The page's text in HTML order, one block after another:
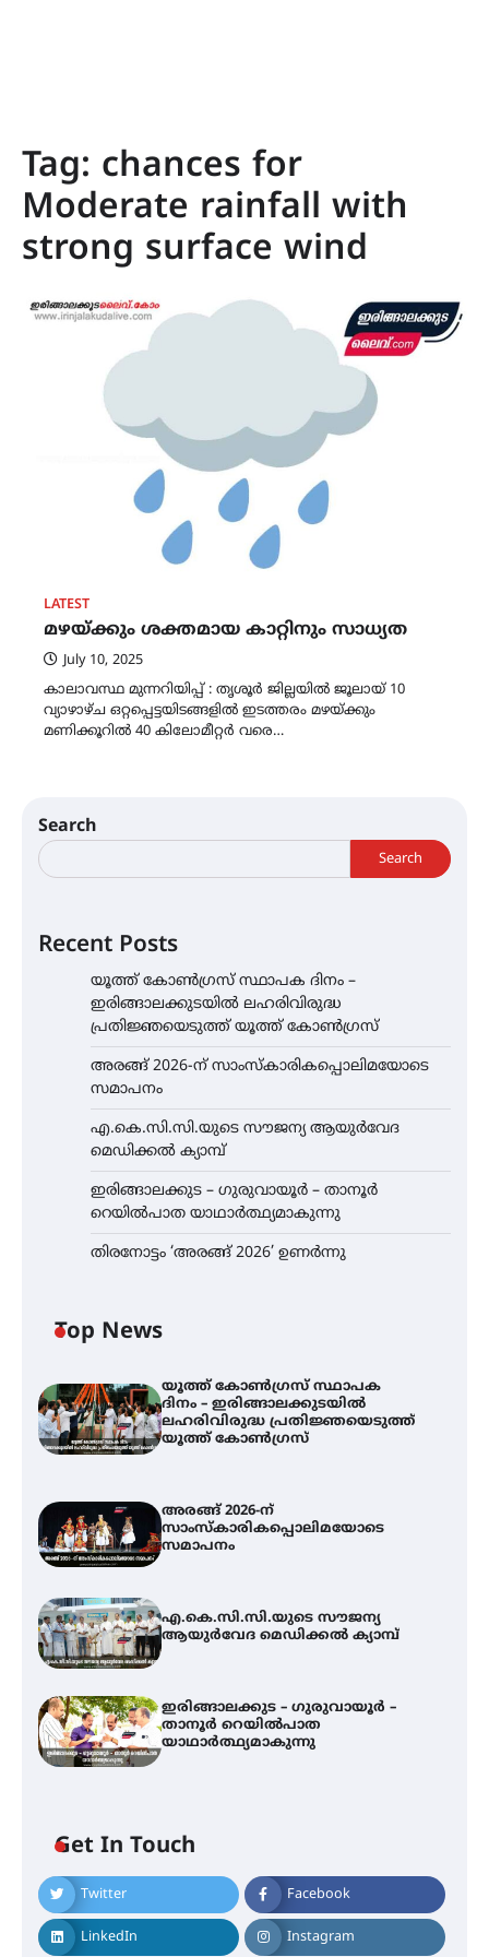
Tag: chances for
Moderate rainfall with
strong surface wind
LATEST
മഴയ്ക്കും ശക്തമായ കാറ്റിനും സാധ്യത
July 10, 2025
കാലാവസ്ഥ മുന്നറിയിപ്പ് : തൃശൂർ ജില്ലയിൽ ജൂലായ് 10
വ്യാഴാഴ്ച ഒറ്റപ്പെട്ടയിടങ്ങളിൽ ഇടത്തരം മഴയ്ക്കും
മണിക്കൂറിൽ 40 കിലോമീറ്റർ വരെ…
Search
Search
Recent Posts
യൂത്ത് കോൺഗ്രസ്‌ സ്ഥാപക ദിനം –
ഇരിങ്ങാലക്കുടയിൽ ലഹരിവിരുദ്ധ
പ്രതിജ്ഞയെടുത്ത് യൂത്ത് കോൺഗ്രസ്
അരങ്ങ് 2026-ന് സാംസ്കാരികപ്പൊലിമയോടെ
സമാപനം
എ.കെ.സി.സി.യുടെ സൗജന്യ ആയുർവേദ
മെഡിക്കൽ ക്യാമ്പ്
ഇരിങ്ങാലക്കുട – ഗുരുവായൂർ – താനൂർ
റെയിൽപാത യാഥാർത്ഥ്യമാകുന്നു
തിരനോട്ടം ‘അരങ്ങ് 2026’ ഉണർന്നു
Top News
യൂത്ത് കോൺഗ്രസ്‌ സ്ഥാപക
ദിനം – ഇരിങ്ങാലക്കുടയിൽ
ലഹരിവിരുദ്ധ പ്രതിജ്ഞയെടുത്ത്
യൂത്ത് കോൺഗ്രസ്
അരങ്ങ് 2026-ന്
സാംസ്കാരികപ്പൊലിമയോടെ
സമാപനം
എ.കെ.സി.സി.യുടെ സൗജന്യ
ആയുർവേദ മെഡിക്കൽ ക്യാമ്പ്
ഇരിങ്ങാലക്കുട – ഗുരുവായൂർ –
താനൂർ റെയിൽപാത
യാഥാർത്ഥ്യമാകുന്നു
Get In Touch
Twitter Facebook
LinkedIn Instagram
അരങ്ങ് 2026-ന്
സാംസ്കാരികപ്പൊലിമയോടെ
സമാപനം